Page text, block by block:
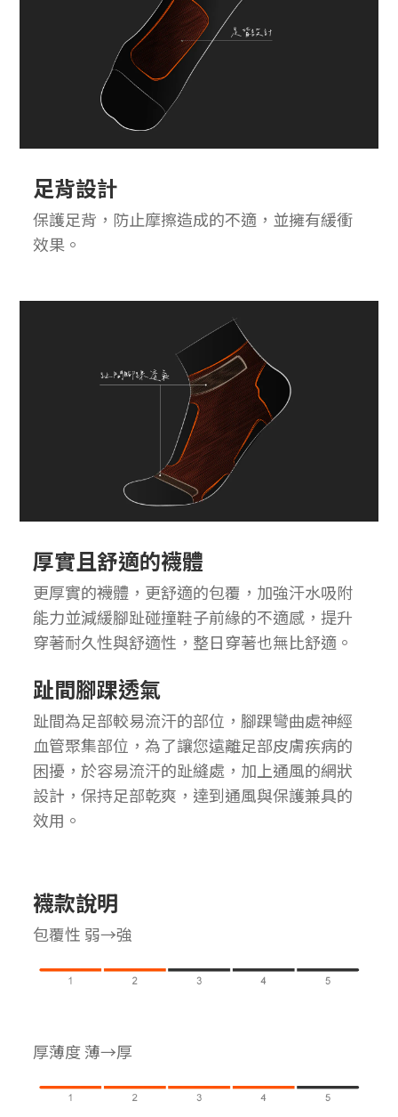
足背設計
保護足背，防止摩擦造成的不適，並擁有緩衝
效果。
厚實且舒適的襪體
更厚實的襪體，更舒適的包覆，加強汗水吸附
能力並減緩腳趾碰撞鞋子前緣的不適感，提升
穿著耐久性與舒適性，整日穿著也無比舒適。
趾間腳踝透氣
趾間為足部較易流汗的部位，腳踝彎曲處神經
血管聚集部位，為了讓您遠離足部皮膚疾病的
困擾，於容易流汗的趾縫處，加上通風的網狀
設計，保持足部乾爽，達到通風與保護兼具的
效用。
襪款說明
包覆性 弱→強
厚薄度 薄→厚